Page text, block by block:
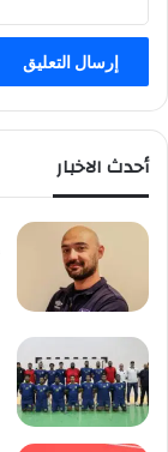
أحدث الاخبار